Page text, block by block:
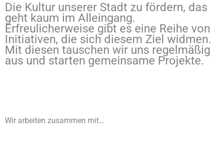
Die Kultur unserer Stadt zu fördern, das
geht kaum im Alleingang.
Erfreulicherweise gibt es eine Reihe von
Initiativen, die sich diesem Ziel widmen.
Mit diesen tauschen wir uns regelmäßig
aus und starten gemeinsame Projekte.
Wir arbeiten zusammen mit…